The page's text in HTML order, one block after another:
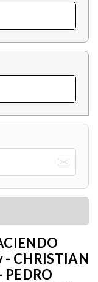
- CHRISTIAN
PEDRO